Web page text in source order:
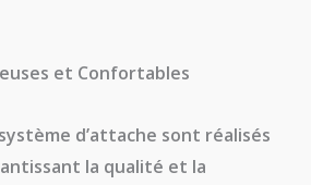
et Confortables
d’attache sont réalisés
la qualité et la